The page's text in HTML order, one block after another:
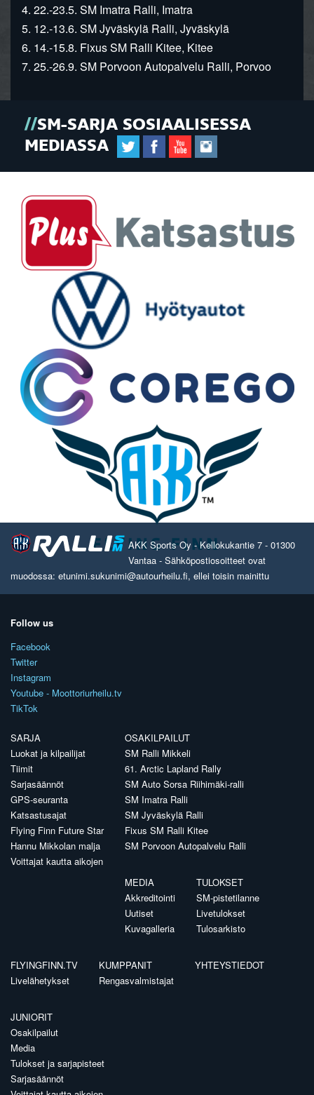
4. 22.-23.5. SM Imatra Ralli, Imatra
5. 12.-13.6. SM Jyväskylä Ralli, Jyväskylä
6. 14.-15.8. Fixus SM Ralli Kitee, Kitee
7. 25.-26.9. SM Porvoon Autopalvelu Ralli, Porvoo
SM-SARJA SOSIAALISESSA
MEDIASSA
AKK Sports Oy - Kellokukantie 7 - 01300
Vantaa - Sähköpostiosoitteet ovat
muodossa: etunimi.sukunimi@autourheilu.fi, ellei toisin mainittu
Follow us
Facebook
Twitter
Instagram
Youtube - Moottoriurheilu.tv
TikTok
SARJA
Luokat ja kilpailijat
Tiimit
Sarjasäännöt
GPS-seuranta
Katsastusajat
Flying Finn Future Star
Hannu Mikkolan malja
Voittajat kautta aikojen
OSAKILPAILUT
SM Ralli Mikkeli
61. Arctic Lapland Rally
SM Auto Sorsa Riihimäki-ralli
SM Imatra Ralli
SM Jyväskylä Ralli
Fixus SM Ralli Kitee
SM Porvoon Autopalvelu Ralli
MEDIA
Akkreditointi
Uutiset
Kuvagalleria
TULOKSET
SM-pistetilanne
Livetulokset
Tulosarkisto
FLYINGFINN.TV
Livelähetykset
KUMPPANIT
Rengasvalmistajat
YHTEYSTIEDOT
JUNIORIT
Osakilpailut
Media
Tulokset ja sarjapisteet
Sarjasäännöt